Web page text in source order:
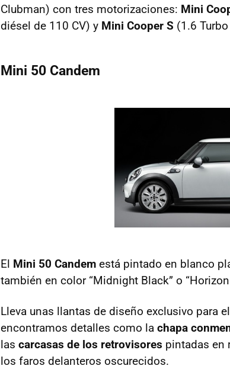
Clubman) con tres motorizaciones: Mini
diésel de 110 CV) y Mini Cooper S (1.6
Mini 50 Candem
El Mini 50 Candem está pintado en blanco
también en color “Midnight Black” o “Horizon
Lleva unas llantas de diseño exclusivo para
encontramos detalles como la chapa
las carcasas de los retrovisores pintadas en
los faros delanteros oscurecidos.